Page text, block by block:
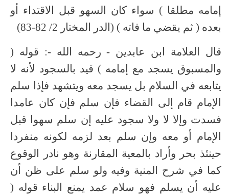
إمامه مطلقا ) سواء كان السهو قبل الاقتداء أو
بعده ( ثم يقضي ما فاته ) (الدر المختار 2/ 82-83)
قال العلامة ابن عابدين - رحمه الله -: قوله (
والمسبوق يسجد مع إمامه ) قيد بالسجود لأنه لا
يتابعه في السلام بل يسجد معه ويتشهد فإذا سلم
الإمام قام إلى القضاء فإن سلم فإن كان عامدا
فسدت وإلا لا ولا سجود عليه إن سلم سهوا قبل
الإمام أو معه وإن سلم بعد لزمه لكونه منفردا
حينئذ بحر وأراد بالمعية المقارنة وهو نادر الوقوع
كما في شرح المنية وفيه ولو سلم على ظن أن
عليه أن يسلم فهو سلام عمد يمنع البناء قوله (